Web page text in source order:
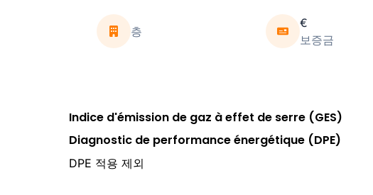
층
€
보증금
Indice d'émission de gaz à effet de serre (GES)
Diagnostic de performance énergétique (DPE)
DPE 적용 제외